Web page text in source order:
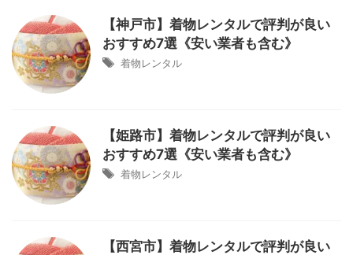
【神戸市】着物レンタルで評判が良い
おすすめ7選《安い業者も含む》
着物レンタル
【姫路市】着物レンタルで評判が良い
おすすめ7選《安い業者も含む》
着物レンタル
【西宮市】着物レンタルで評判が良い